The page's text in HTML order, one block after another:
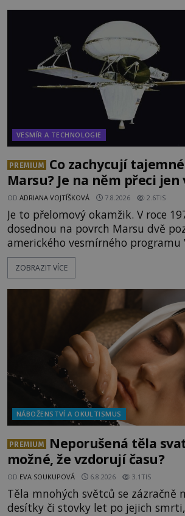
jen o nějaký optický klam, nebo se
právě vznáší mimozemská loď
VESMÍR A TECHNOLOGIE
PREMIUM
Co zachycují
Marsu? Je na něm přeci jen
OD ADRIANA VOJTÍŠKOVÁ 7.8.2026 2.6TIS
Je to přelomový okamžik. V roce
dosednou na povrch Marsu dvě
amerického vesmírného programu
jsou schopny pořídit fotografie
opředené rudé planety. Viking 1
zvané Cydonie totiž zachytí
připomínající lidskou tvář. NASA
ZOBRAZIT VÍCE
NÁBOŽENSTVÍ A OKULTISMUS
PREMIUM
Neporušená těla
možné, že vzdorují času?
OD EVA SOUKUPOVÁ 6.8.2026 3.1TIS
Těla mnohých světců se zázračně
desítky či stovky let po jejich